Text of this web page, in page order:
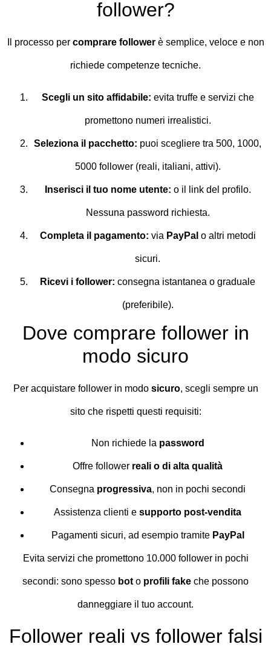
follower?
Il processo per comprare followerè semplice, veloce e non
richiede competenze tecniche.
Scegli un sito affidabile: evita truffe e servizi che
promettono numeri irrealistici.
Seleziona il pacchetto: puoi scegliere tra 500, 1000,
5000 follower (reali, italiani, attivi).
Inserisci il tuo nome utente: o il link del profilo.
Nessuna password richiesta.
Completa il pagamento: via PayPal o altri metodi
sicuri.
Ricevi i follower: consegna istantanea o graduale
(preferibile).
Dove comprare follower in
modo sicuro
Per acquistare follower in modo sicuro, scegli sempre un
sito che rispetti questi requisiti:
Non richiede la password
Offre follower reali o di alta qualità
Consegna progressiva, non in pochi secondi
Assistenza clienti e supporto post-vendita
Pagamenti sicuri, ad esempio tramite PayPal
Evita servizi che promettono 10.000 follower in pochi
secondi: sono spesso bot o profili fake che possono
danneggiare il tuo account.
Follower reali vs follower falsi